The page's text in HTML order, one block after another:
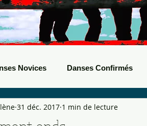
Novices Danses Confirmés
Evènements Boots Bals de
31 déc. 2017 1 min de lecture